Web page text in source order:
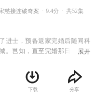
慈接连破奇案 9.4分 共52集
进士，预备返家完婚后随同科
。岂知，直至完婚那日，宋慈
亲的遗体，宋巩一生从事刑狱
却因一次误判人命功亏一篑，
留下遗书禁止宋门后代涉足刑
展开
下载 分享